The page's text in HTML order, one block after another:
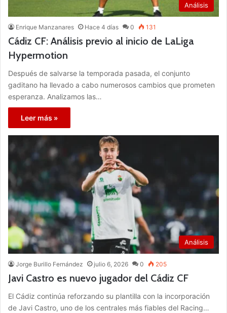
Análisis
Enrique Manzanares Hace 4 días 0 131
Cádiz CF: Análisis previo al inicio de LaLiga
Hypermotion
Después de salvarse la temporada pasada, el conjunto
gaditano ha llevado a cabo numerosos cambios que prometen
esperanza. Analizamos las…
Leer más »
Análisis
Jorge Burillo Fernández julio 6, 2026 0 205
Javi Castro es nuevo jugador del Cádiz CF
El Cádiz continúa reforzando su plantilla con la incorporación
de Javi Castro, uno de los centrales más fiables del Racing…